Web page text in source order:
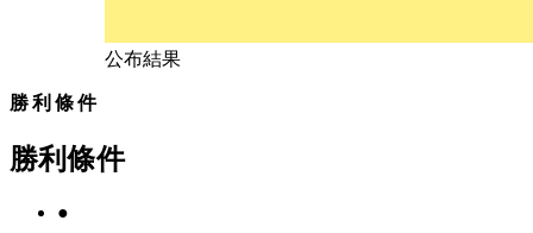
公布結果
勝利條件
勝利條件
●